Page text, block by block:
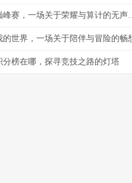
王者荣耀卡分巅
的世界，一场关于陪伴与冒险的畅
分榜在哪，探寻竞技之路的灯塔